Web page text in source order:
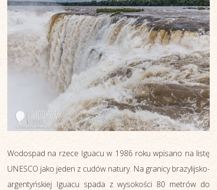
Wodospad na rzece Iguacu w 1986 roku wpisano na listę
UNESCO jako jeden z cudów natury. Na granicy brazylijsko-
argentyńskiej Iguacu spada z wysokości 80 metrów do